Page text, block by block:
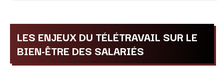
LES ENJEUX DU TÉLÉTRAVAIL SUR LE
BIEN-ÊTRE DES SALARIÉS